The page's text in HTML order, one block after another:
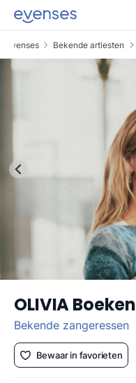
Evenses Bekende artiesten
OLIVIA Boeken
Bekende zangeressen
Bewaar in favorieten